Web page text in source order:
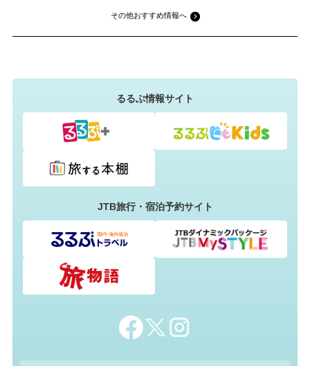
その他おすすめ情報へ
るるぶ情報サイト
JTB旅行・宿泊予約サイト